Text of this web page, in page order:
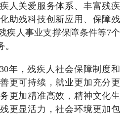
人关爱服务体系、丰富残疾
助残科技创新应用、保障残
疾人事业支撑保障条件等7个
，残疾人社会保障制度和
更可持续，就业更加充分更
更加精准高效，精神文化生
更显活力，社会环境更加包